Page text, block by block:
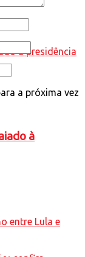
à
a próxima vez